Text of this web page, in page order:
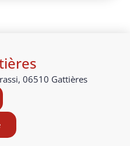
06510 Gattières